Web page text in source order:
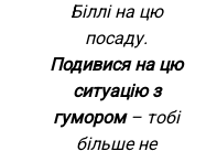
Біллі на цю
посаду.
Подивися на цю
ситуацію з
гумором– тобі
більше не